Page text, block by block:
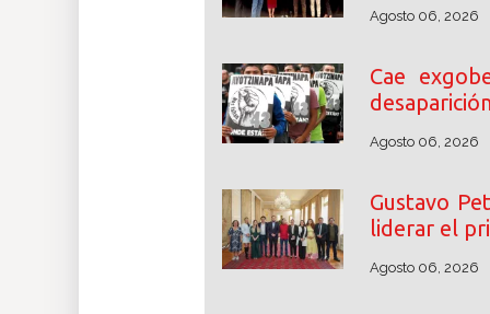
Agosto 06, 2026
Cae
Agosto 06, 2026
Gustavo
liderar el
Agosto 06, 2026